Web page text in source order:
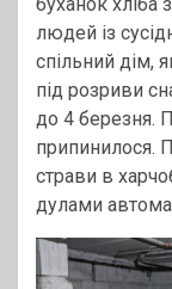
буханок хліба
людей із
спільний дім,
під розриви
до 4 березня.
припинилося.
страви в
дулами